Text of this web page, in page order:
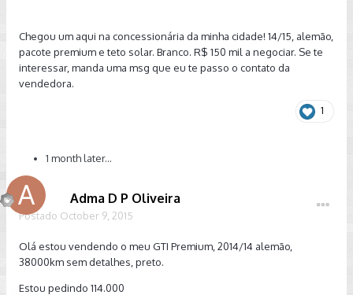
Chegou um aqui na concessionária da minha cidade! 14/15, alemão,
pacote premium e teto solar. Branco. R$ 150 mil a negociar. Se te
interessar, manda uma msg que eu te passo o contato da
vendedora.
1
1 month later...
Adma D P Oliveira
Postado October 9, 2015
Olá estou vendendo o meu GTI Premium, 2014/14 alemão,
38000km sem detalhes, preto.
Estou pedindo 114.000